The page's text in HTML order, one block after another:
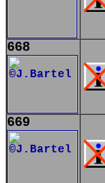
668
669